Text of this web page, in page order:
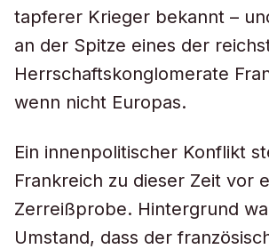
tapferer Krieger bekannt –
an der Spitze eines der
Herrschaftskonglomerate
wenn nicht Europas.
Ein innenpolitischer Konflikt
Frankreich zu dieser Zeit vor
Zerreißprobe. Hintergrund
Umstand, dass der